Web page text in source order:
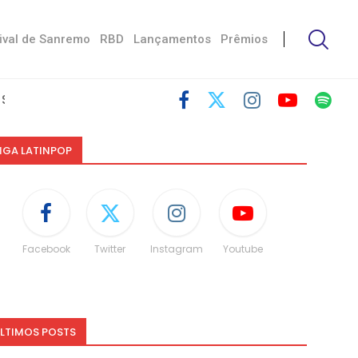
de Sanremo RBD Lançamentos Prêmios
LATINPOP
Facebook Twitter Instagram Youtube
POSTS